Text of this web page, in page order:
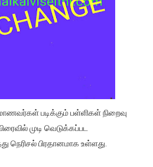
மாணவர்கள் படிக்கும் பள்ளிகள் நிறைவு
முடி வெடுக்கப்பட
நெரிசல் பிரதானமாக உள்ளது.